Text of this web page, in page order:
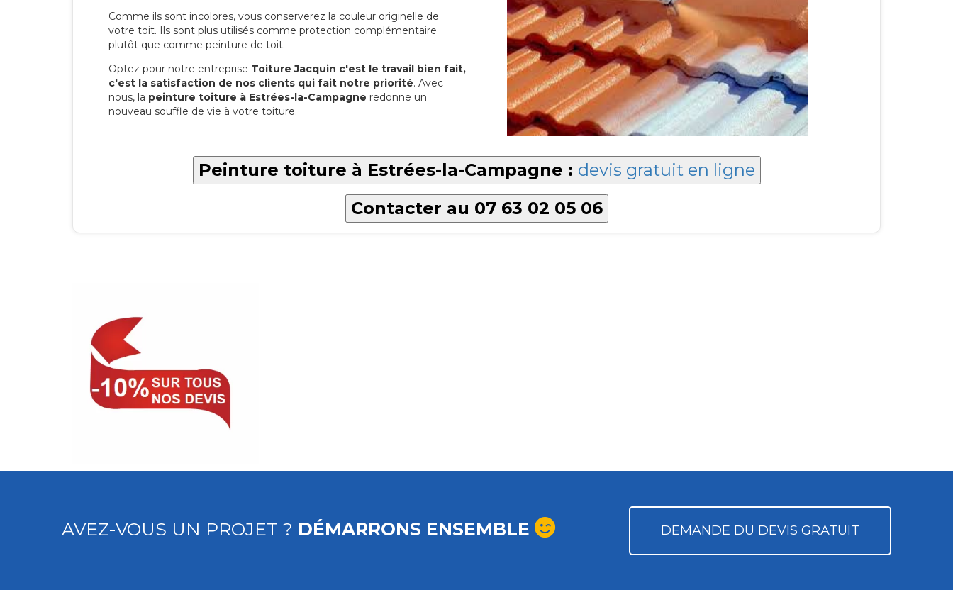
Comme ils sont incolores, vous conserverez la couleur originelle de
votre toit. Ils sont plus utilisés comme protection complémentaire
plutôt que comme peinture de toit.
Optez pour notre entreprise Toiture Jacquin c'est le travail bien fait,
c'est la satisfaction de nos clients qui fait notre priorité. Avec
nous, la peinture toiture à Estrées-la-Campagne redonne un
nouveau souffle de vie à votre toiture.
Peinture toiture à Estrées-la-Campagne : devis gratuit en ligne
Contacter au 07 63 02 05 06
AVEZ-VOUS UN PROJET ? DÉMARRONS ENSEMBLE DEMANDE DU DEVIS GRATUIT